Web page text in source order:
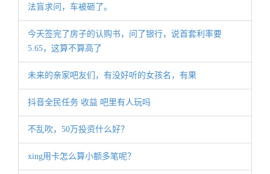
法盲求问，车被砸了。
今天签完了房子的认购书，问了银行，说首套利率要
5.65，这算不算高了
未来的亲家吧友们，有没好听的女孩名，有果
抖音全民任务 收益 吧里有人玩吗
不乱吹，50万投资什么好？
xing用卡怎么算小额多笔呢？